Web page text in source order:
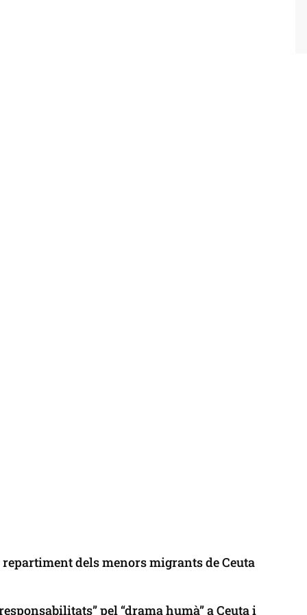
dels menors migrants de Ceuta
pel “drama humà” a Ceuta i